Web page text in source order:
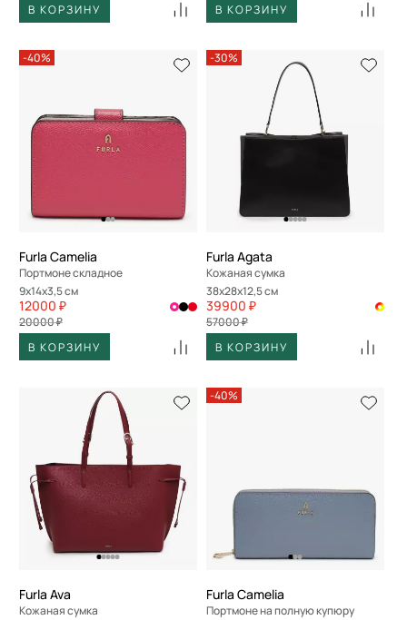
В КОРЗИНУ В КОРЗИНУ
-40%
Furla Camelia
Портмоне складное
9x14x3,5 см
12000 ₽
20000 ₽
В КОРЗИНУ
-30%
Furla Agata
Кожаная сумка
38x28x12,5 см
39900 ₽
57000 ₽
В КОРЗИНУ
Furla Ava
Кожаная сумка
-40%
Furla Camelia
Портмоне на полную купюру